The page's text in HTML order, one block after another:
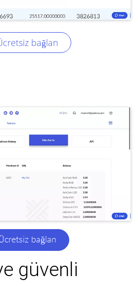
bağlan
bağlan
güvenli